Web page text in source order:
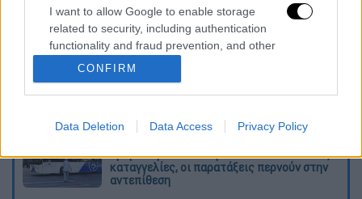
I want to allow Google to enable storage
related to security, including authentication
functionality and fraud prevention, and other
user protection.
CONFIRM
Data Deletion Data Access Privacy Policy
Δημιούργησαν με AI νέους ιούς μέσα σε
λίγες ώρες - Γιατί προβληματίζονται οι
επιστήμονες
Σαν το τρομακτικό It: 15χρονο ντυμένος
κλόουν μαχαίρωσε μέχρι θανάτου
δρομολογίων: Τα σωματεία απαντούν στις
καταγγελίες, οι παρατάξεις περνούν στην
αντεπίθεση